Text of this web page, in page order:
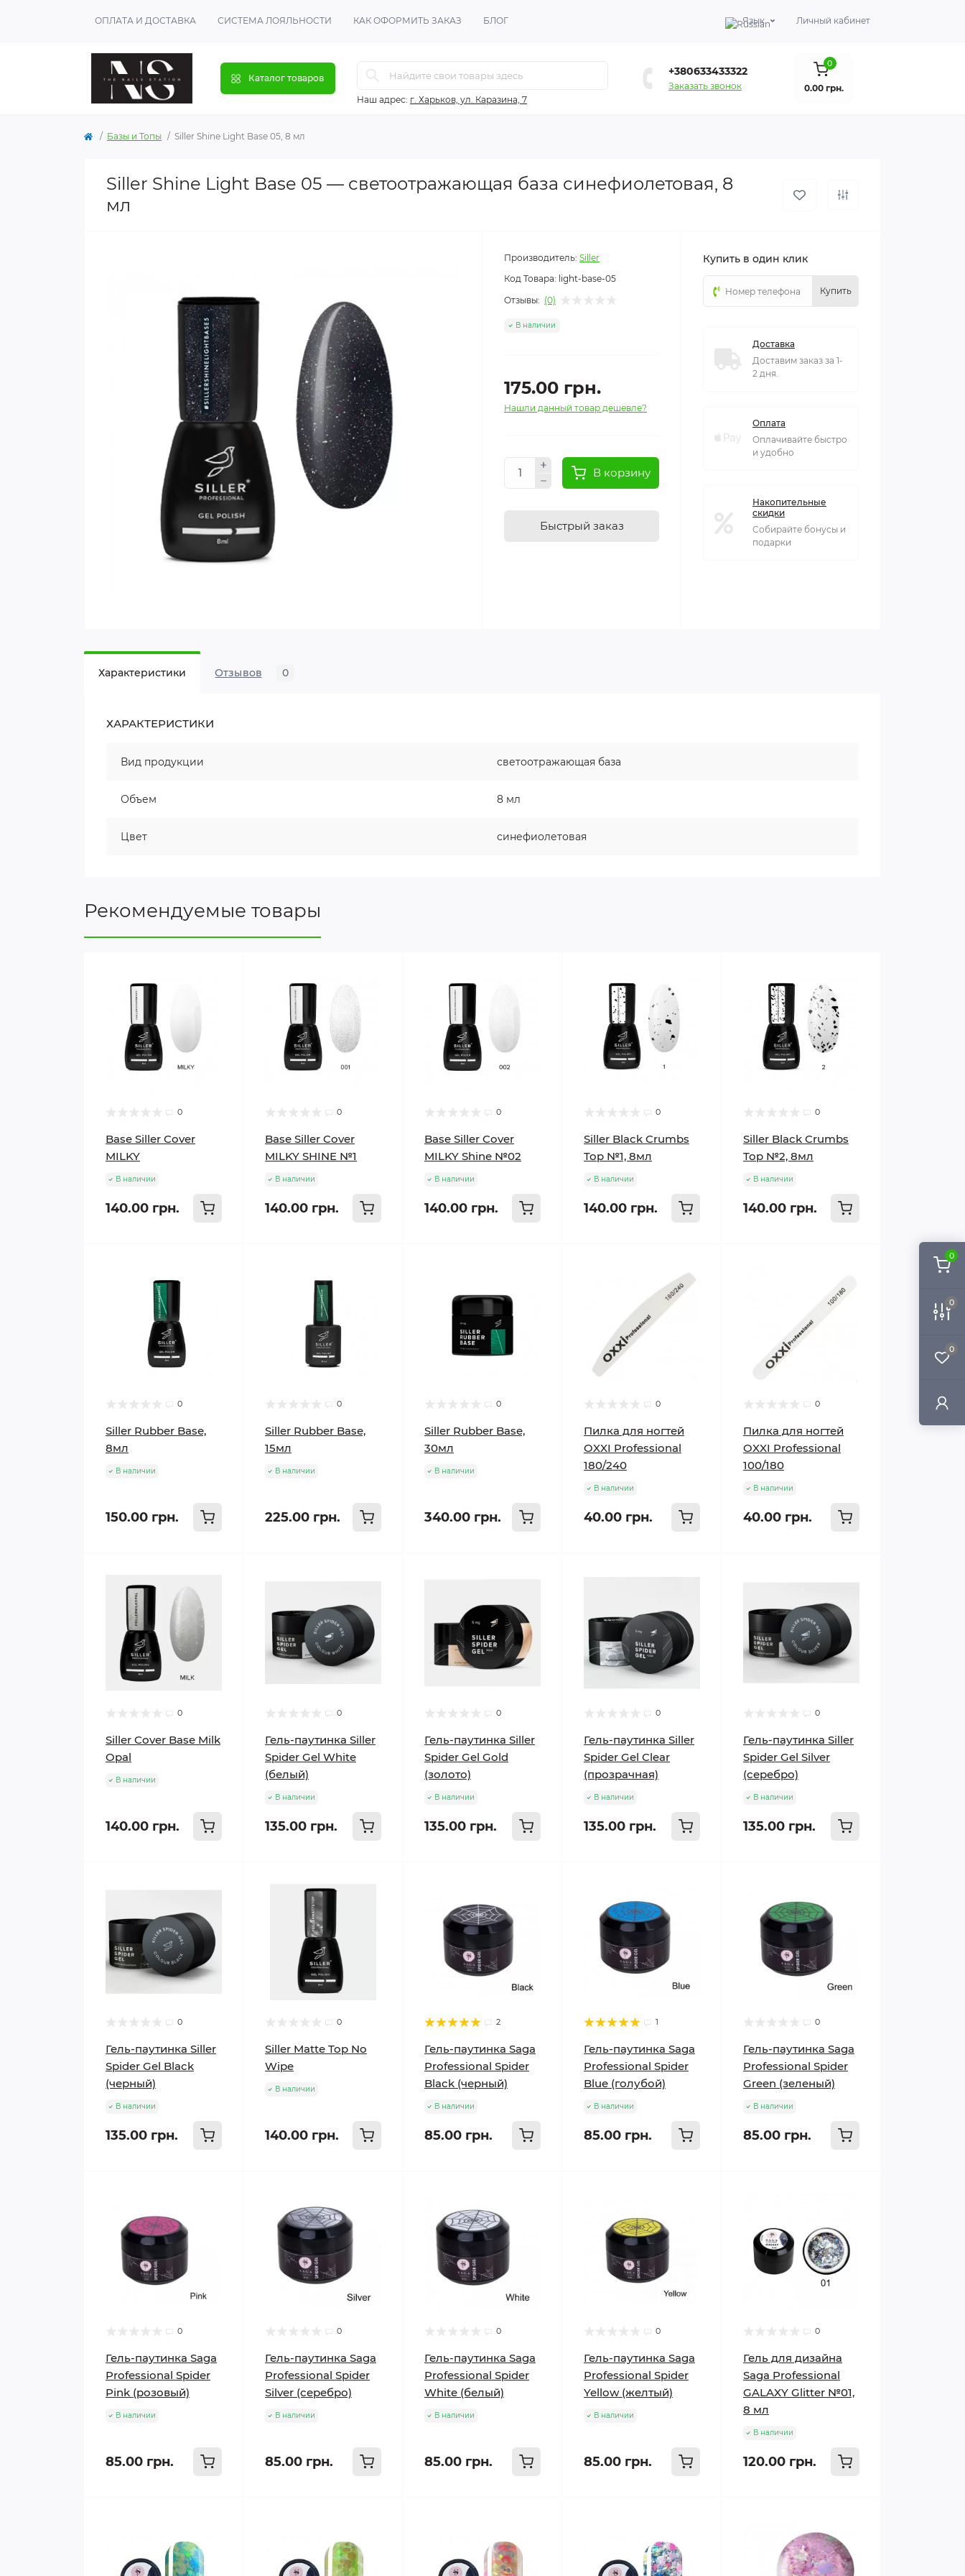
0
0
0
ОПЛАТА И ДОСТАВКА СИСТЕМА ЛОЯЛЬНОСТИ КАК ОФОРМИТЬ ЗАКАЗ БЛОГ Язык Личный кабинет
Каталог товаров
Наш адрес: г. Харьков, ул. Каразина, 7
+380633433322
Заказать звонок
0
0.00 грн.
Базы и Топы Siller Shine Light Base 05, 8 мл
Siller Shine Light Base 05 — светоотражающая база синефиолетовая, 8
мл
Производитель: Siller
Код Товара: light-base-05
Отзывы: (0)
В наличии
175.00 грн.
Нашли данный товар дешевле?
В корзину
Быстрый заказ
Купить в один клик
Купить
Доставка
Доставим заказ за 1-
2 дня.
Оплата
Оплачивайте быстро
и удобно
Накопительные
скидки
Собирайте бонусы и
подарки
Характеристики Отзывов 0
ХАРАКТЕРИСТИКИ
Вид продукции светоотражающая база
Объем 8 мл
Цвет синефиолетовая
Рекомендуемые товары
0
Base Siller Cover
MILKY
В наличии
140.00 грн.
0
Base Siller Cover
MILKY SHINE №1
В наличии
140.00 грн.
0
Base Siller Cover
MILKY Shine №02
В наличии
140.00 грн.
0
Siller Black Crumbs
Top №1, 8мл
В наличии
140.00 грн.
0
Siller Black Crumbs
Top №2, 8мл
В наличии
140.00 грн.
0
Siller Rubber Base,
8мл
В наличии
150.00 грн.
0
Siller Rubber Base,
15мл
В наличии
225.00 грн.
0
Siller Rubber Base,
30мл
В наличии
340.00 грн.
0
Пилка для ногтей
OXXI Professional
180/240
В наличии
40.00 грн.
0
Пилка для ногтей
OXXI Professional
100/180
В наличии
40.00 грн.
0
Siller Cover Base Milk
Opal
В наличии
140.00 грн.
0
Гель-паутинка Siller
Spider Gel White
(белый)
В наличии
135.00 грн.
0
Гель-паутинка Siller
Spider Gel Gold
(золото)
В наличии
135.00 грн.
0
Гель-паутинка Siller
Spider Gel Clear
(прозрачная)
В наличии
135.00 грн.
0
Гель-паутинка Siller
Spider Gel Silver
(серебро)
В наличии
135.00 грн.
0
Гель-паутинка Siller
Spider Gel Black
(черный)
В наличии
135.00 грн.
0
Siller Matte Top No
Wipe
В наличии
140.00 грн.
2
Гель-паутинка Saga
Professional Spider
Black (черный)
В наличии
85.00 грн.
1
Гель-паутинка Saga
Professional Spider
Blue (голубой)
В наличии
85.00 грн.
0
Гель-паутинка Saga
Professional Spider
Green (зеленый)
В наличии
85.00 грн.
0
Гель-паутинка Saga
Professional Spider
Pink (розовый)
В наличии
85.00 грн.
0
Гель-паутинка Saga
Professional Spider
Silver (серебро)
В наличии
85.00 грн.
0
Гель-паутинка Saga
Professional Spider
White (белый)
В наличии
85.00 грн.
0
Гель-паутинка Saga
Professional Spider
Yellow (желтый)
В наличии
85.00 грн.
0
Гель для дизайна
Saga Professional
GALAXY Glitter №01,
8 мл
В наличии
120.00 грн.